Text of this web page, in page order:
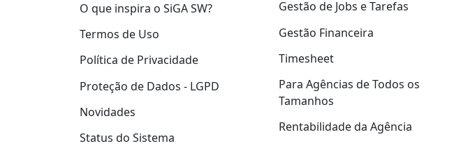
O que inspira o SiGA SW?
Termos de Uso
Política de Privacidade
Proteção de Dados - LGPD
Novidades
Status do Sistema
Gestão de Jobs e Tarefas
Gestão Financeira
Timesheet
Para Agências de Todos os
Tamanhos
Rentabilidade da Agência